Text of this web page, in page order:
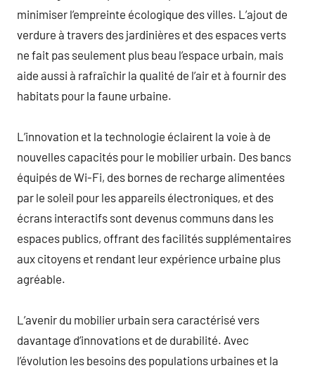
minimiser l’empreinte écologique des villes. L’ajout de
verdure à travers des jardinières et des espaces verts
ne fait pas seulement plus beau l’espace urbain, mais
aide aussi à rafraîchir la qualité de l’air et à fournir des
habitats pour la faune urbaine.
L’innovation et la technologie éclairent la voie à de
nouvelles capacités pour le mobilier urbain. Des bancs
équipés de Wi-Fi, des bornes de recharge alimentées
par le soleil pour les appareils électroniques, et des
écrans interactifs sont devenus communs dans les
espaces publics, offrant des facilités supplémentaires
aux citoyens et rendant leur expérience urbaine plus
agréable.
L’avenir du mobilier urbain sera caractérisé vers
davantage d’innovations et de durabilité. Avec
l’évolution les besoins des populations urbaines et la